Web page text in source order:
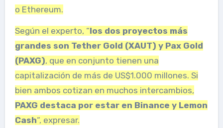
o Ethereum.
Según el experto, “los dos proyectos más
grandes son Tether Gold (XAUT) y Pax Gold
(PAXG), que en conjunto tienen una
capitalización de más de US$1.000 millones. Si
bien ambos cotizan en muchos intercambios,
PAXG destaca por estar en Binance y Lemon
Cash“, expresar.